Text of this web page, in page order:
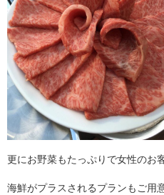
更にお野菜もたっぷりで女性のお
海鮮がプラスされるプランもご用